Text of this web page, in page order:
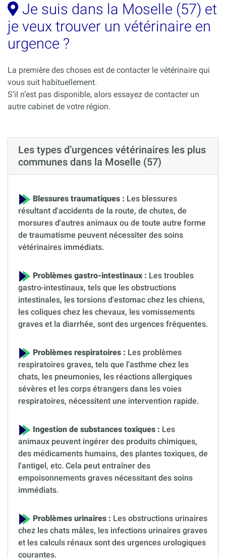
Je suis dans la Moselle (57) et
je veux trouver un vétérinaire en
urgence ?
La première des choses est de contacter le vétérinaire qui
vous suit habituellement.
S’il n’est pas disponible, alors essayez de contacter un
autre cabinet de votre région.
Les types d’urgences vétérinaires les plus
communes dans la Moselle (57)
Blessures traumatiques : Les blessures
résultant d'accidents de la route, de chutes, de
morsures d'autres animaux ou de toute autre forme
de traumatisme peuvent nécessiter des soins
vétérinaires immédiats.
Problèmes gastro-intestinaux : Les troubles
gastro-intestinaux, tels que les obstructions
intestinales, les torsions d'estomac chez les chiens,
les coliques chez les chevaux, les vomissements
graves et la diarrhée, sont des urgences fréquentes.
Problèmes respiratoires : Les problèmes
respiratoires graves, tels que l'asthme chez les
chats, les pneumonies, les réactions allergiques
sévères et les corps étrangers dans les voies
respiratoires, nécessitent une intervention rapide.
Ingestion de substances toxiques : Les
animaux peuvent ingérer des produits chimiques,
des médicaments humains, des plantes toxiques, de
l'antigel, etc. Cela peut entraîner des
empoisonnements graves nécessitant des soins
immédiats.
Problèmes urinaires : Les obstructions urinaires
chez les chats mâles, les infections urinaires graves
et les calculs rénaux sont des urgences urologiques
courantes.